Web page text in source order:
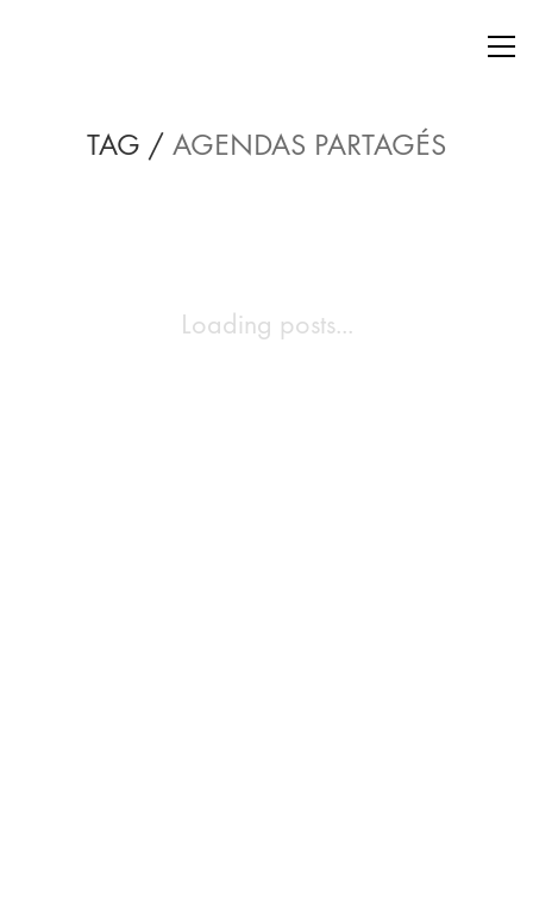
TAG / AGENDAS PARTAGÉS
Loading posts...